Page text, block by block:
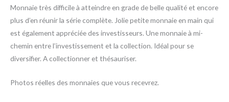
Monnaie très difficile à atteindre en grade de belle qualité et encore
plus d’en réunir la série complète. Jolie petite monnaie en main qui
est également appréciée des investisseurs. Une monnaie à mi-
chemin entre l’investissement et la collection. Idéal pour se
diversifier. A collectionner et thésauriser.
Photos réelles des monnaies que vous recevrez.